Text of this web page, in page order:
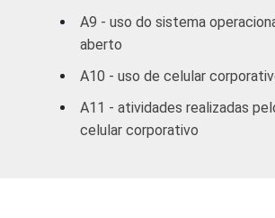
1Base ponderada: 5.000
mais funcionários, que
seguintes segmentos da CNAE
meses de setembro a
Fonte: NIC.br - set/dez 2010
A9 - uso do sistema
aberto
A10 - uso de celular
A11 - atividades realizadas
celular corporativo